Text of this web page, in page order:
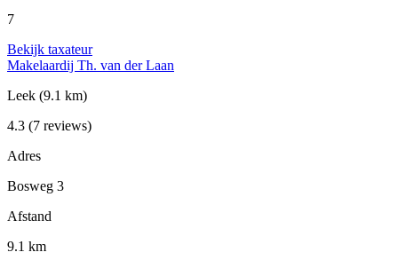
7
Bekijk taxateur
Makelaardij Th. van der Laan
Leek (9.1 km)
4.3 (7 reviews)
Adres
Bosweg 3
Afstand
9.1 km